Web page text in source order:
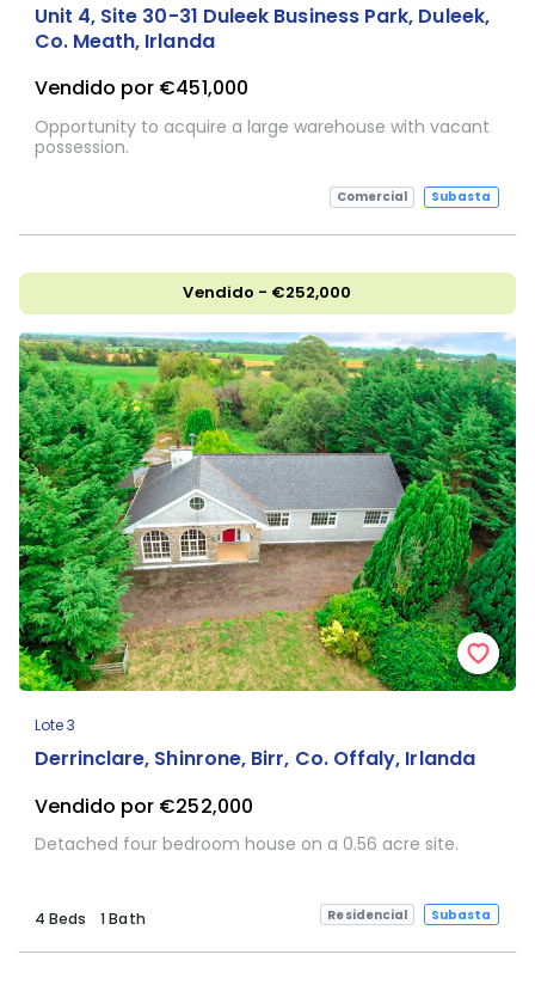
Unit 4, Site 30-31 Duleek Business Park, Duleek,
Co. Meath, Irlanda
Vendido por €451,000
Opportunity to acquire a large warehouse with vacant
possession.
Comercial Subasta
Vendido - €252,000
Lote 3
Derrinclare, Shinrone, Birr, Co. Offaly, Irlanda
Vendido por €252,000
Detached four bedroom house on a 0.56 acre site.
4 Beds 1 Bath Residencial Subasta